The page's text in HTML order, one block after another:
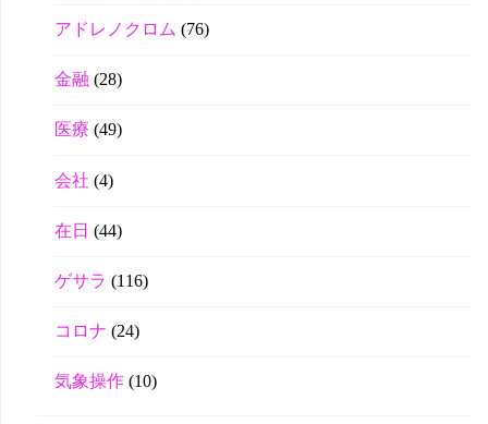
アドレノクロム (76)
金融 (28)
医療 (49)
会社 (4)
在日 (44)
ゲサラ (116)
コロナ (24)
気象操作(10)